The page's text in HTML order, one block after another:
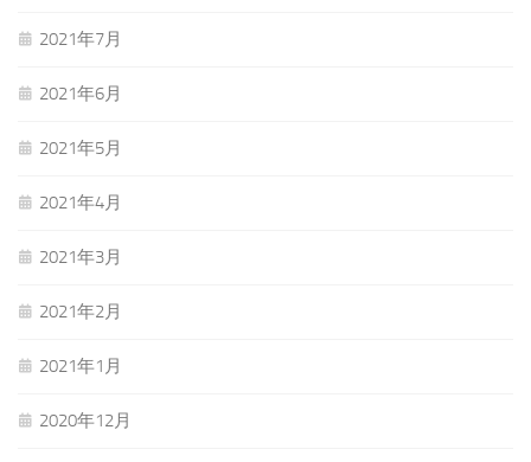
2021年7月
2021年6月
2021年5月
2021年4月
2021年3月
2021年2月
2021年1月
2020年12月